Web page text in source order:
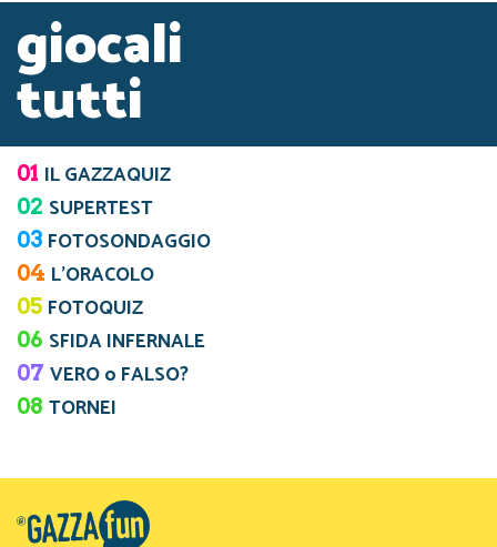
giocali
tutti
01 IL GAZZAQUIZ
02 SUPERTEST
03 FOTOSONDAGGIO
04 L’ORACOLO
05 FOTOQUIZ
06 SFIDA INFERNALE
07 VERO o FALSO?
08 TORNEI